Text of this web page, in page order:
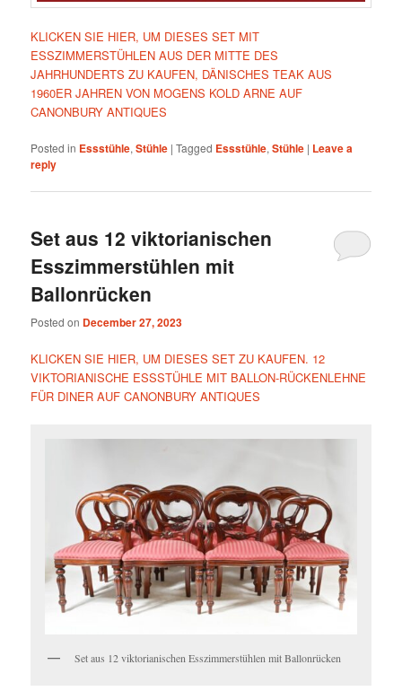
KLICKEN SIE HIER, UM DIESES SET MIT
ESSZIMMERSTÜHLEN AUS DER MITTE DES
JAHRHUNDERTS ZU KAUFEN, DÄNISCHES TEAK AUS
1960ER JAHREN VON MOGENS KOLD ARNE AUF
CANONBURY ANTIQUES
Posted in Essstühle,Stühle |Tagged Essstühle,Stühle | Leave a
reply
Set aus 12 viktorianischen
Esszimmerstühlen mit
Ballonrücken
Posted on December 27, 2023
KLICKEN SIE HIER, UM DIESES SET ZU KAUFEN. 12
VIKTORIANISCHE ESSSTÜHLE MIT BALLON-RÜCKENLEHNE
FÜR DINER AUF CANONBURY ANTIQUES
Set aus 12 viktorianischen Esszimmerstühlen mit Ballonrücken